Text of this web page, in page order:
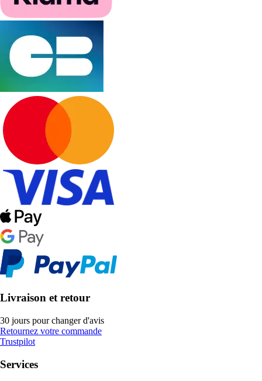
Livraison et retour
30 jours pour changer d'avis
Retournez votre commande
Trustpilot
Services